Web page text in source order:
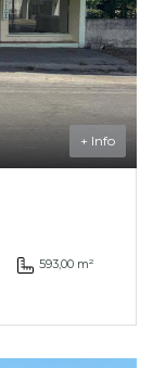
+ Info
593,00 m²